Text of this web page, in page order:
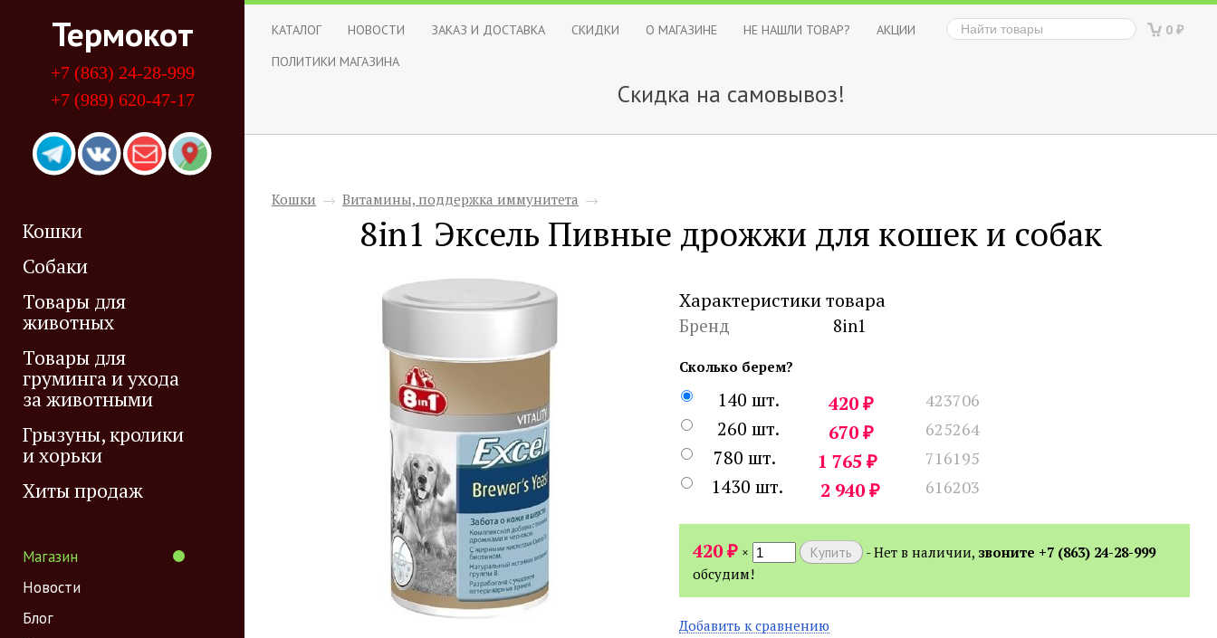
Термокот
+7 (863) 24-28-999
+7 (989) 620-47-17
Кошки
Собаки
Товары для
животных
Товары для
груминга и ухода
за животными
Грызуны, кролики
и хорьки
Хиты продаж
Магазин
Новости
Блог
0 ₽
КАТАЛОГ НОВОСТИ ЗАКАЗ И ДОСТАВКА СКИДКИ О МАГАЗИНЕ НЕ НАШЛИ ТОВАР?
АКЦИИ
ПОЛИТИКИ МАГАЗИНА
Скидка на самовывоз!
Кошки → Витамины, поддержка иммунитета →
8in1 Эксель Пивные дрожжи для кошек и собак
Характеристики товара
Бренд 8in1
Сколько берем?
140 шт. 420₽ 423706
260 шт. 670₽ 625264
780 шт. 1 765 ₽ 716195
1430 шт. 2 940₽ 616203
420₽ × - Нет в наличии, звоните +7 (863) 24-28-999
обсудим!
Добавить к сравнению